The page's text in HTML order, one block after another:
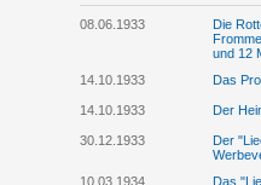
08.06.1933
Die
und 12
14.10.1933
Das
14.10.1933 Der
30.12.1933
Der
10.03.1934
Das